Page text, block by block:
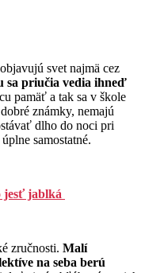
svet najmä cez
sa priučia vedia ihneď
pamäť a tak sa v škole
známky, nemajú
dlho do noci pri
samostatné.
jesť jablká
zručnosti. Malí
na seba berú